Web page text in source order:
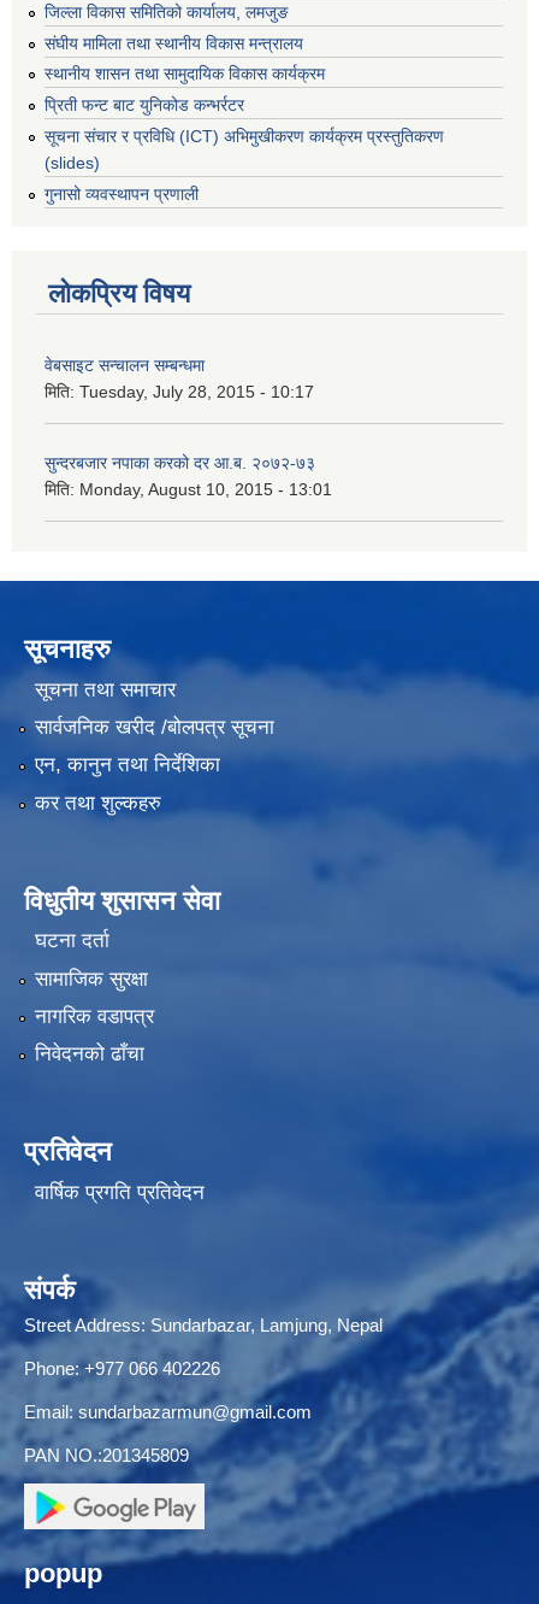
जिल्ला विकास समितिको कार्यालय, लमजुङ
संघीय मामिला तथा स्थानीय विकास मन्त्रालय
स्थानीय शासन तथा सामुदायिक विकास कार्यक्रम
प्रिती फन्ट बाट युनिकोड कन्भर्रटर
सूचना संचार र प्रविधि (ICT) अभिमुखीकरण कार्यक्रम प्रस्तुतिकरण
(slides)
गुनासो व्यवस्थापन प्रणाली
लोकप्रिय विषय
वेबसाइट सन्चालन सम्बन्धमा
मिति: Tuesday, July 28, 2015 - 10:17
सुन्दरबजार नपाका करको दर आ.ब. २०७२-७३
मिति: Monday, August 10, 2015 - 13:01
सूचनाहरु
सूचना तथा समाचार
सार्वजनिक खरीद /बोलपत्र सूचना
एन, कानुन तथा निर्देशिका
कर तथा शुल्कहरु
विधुतीय शुसासन सेवा
घटना दर्ता
सामाजिक सुरक्षा
नागरिक वडापत्र
निवेदनको ढाँचा
प्रतिवेदन
वार्षिक प्रगति प्रतिवेदन
संपर्क
Street Address: Sundarbazar, Lamjung, Nepal
Phone: +977 066 402226
Email: sundarbazarmun@gmail.com
PAN NO.:201345809
popup